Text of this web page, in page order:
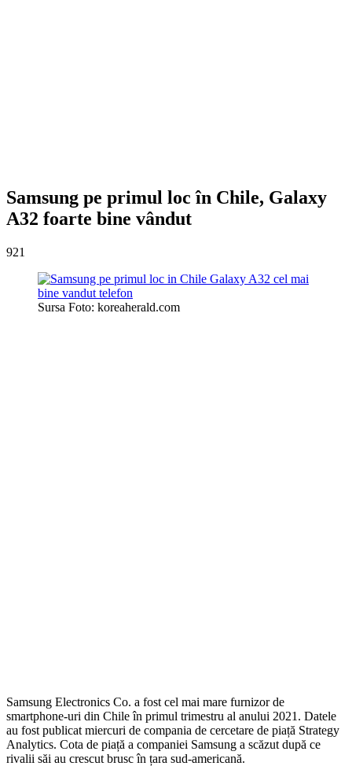
Samsung pe primul loc în Chile, Galaxy
A32 foarte bine vândut
921
Sursa Foto: koreaherald.com
Samsung Electronics Co. a fost cel mai mare furnizor de
smartphone-uri din Chile în primul trimestru al anului 2021. Datele
au fost publicat miercuri de compania de cercetare de piață Strategy
Analytics. Cota de piață a companiei Samsung a scăzut după ce
rivalii săi au crescut brusc în țara sud-americană.